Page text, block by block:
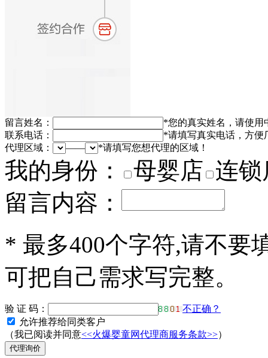
留言姓名： *您的真实姓名，请使用
联系电话：
*请填写真实电话，方便
代理区域：
—— *请填写您想代理的区域！
我的身份： 母婴店 连锁
留言内容：
* 最多400个字符,请不要
可把自己需求写完整。
验 证 码：
不正确？
允许推荐给同类客户
（我已阅读并同意<<火爆婴童网代理商服务条款>>）